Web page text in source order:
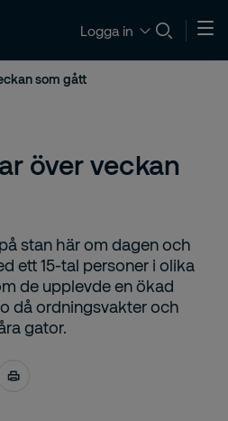
Logga in
som gått
över veckan
stan här om dagen och
ett 15-tal personer i olika
de upplevde en ökad
då ordningsvakter och
gator.